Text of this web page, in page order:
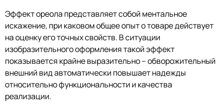
Эффект ореола представляет собой ментальное
искажение, при каковом общее опыт о товаре действует
на оценку его точных свойств. В ситуации
изобразительного оформления такой эффект
показывается крайне выразительно – обворожительный
внешний вид автоматически повышает надежды
относительно функциональности и качества
реализации.